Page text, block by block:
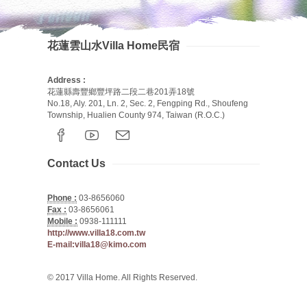
花蓮雲山水Villa Home民宿
Address :
花蓮縣壽豐鄉豐坪路二段二巷201弄18號
No.18, Aly. 201, Ln. 2, Sec. 2, Fengping Rd., Shoufeng
Township, Hualien County 974, Taiwan (R.O.C.)
Contact Us
Phone : 03-8656060
Fax : 03-8656061
Mobile : 0938-111111
http://www.villa18.com.tw
E-mail:villa18@kimo.com
© 2017 Villa Home. All Rights Reserved.